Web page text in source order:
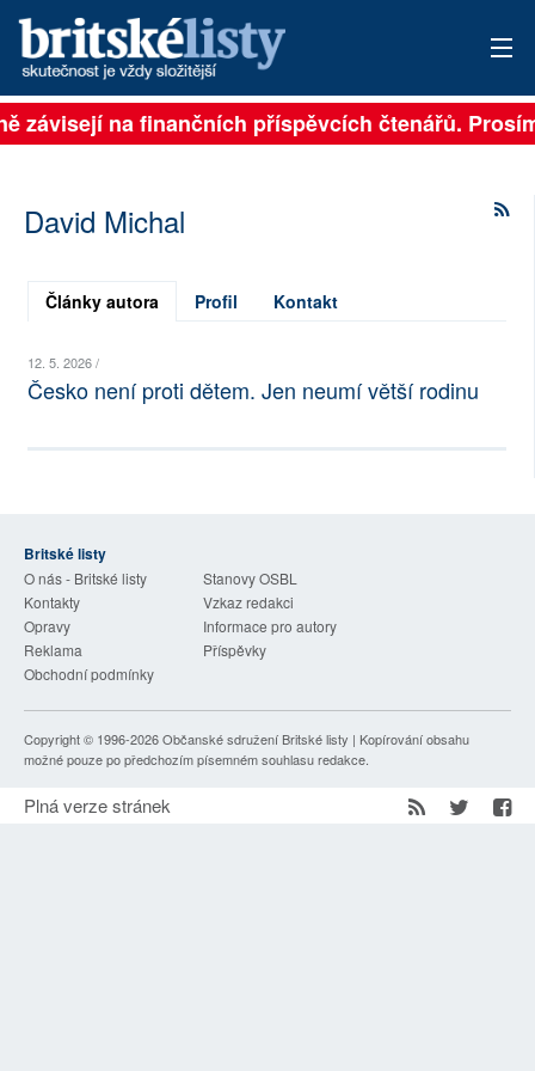
PŘIHLÁSIT
ARCHIV
ROZHOVORY
NEJČTENĚJŠÍ ZA 7 DNÍ
SOCIÁLNÍ SÍTĚ
RUBRIKY
PLNÁ VERZE STRÁNEK
závisejí na finančních příspěvcích čtenářů.
David Michal
Články autora Profil Kontakt
12. 5. 2026 /
Česko není proti dětem. Jen neumí větší rodinu
Britské listy
O nás - Britské listy
Stanovy OSBL
Kontakty
Vzkaz redakci
Opravy
Informace pro autory
Reklama
Příspěvky
Obchodní podmínky
Copyright © 1996-2026Občanské sdružení Britské listy | Kopírování obsahu
možné pouze po předchozím písemném souhlasu redakce.
Plná verze stránek